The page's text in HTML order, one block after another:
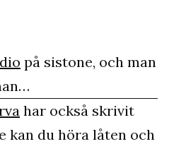
på sistone, och man
har också skrivit
kan du höra låten och